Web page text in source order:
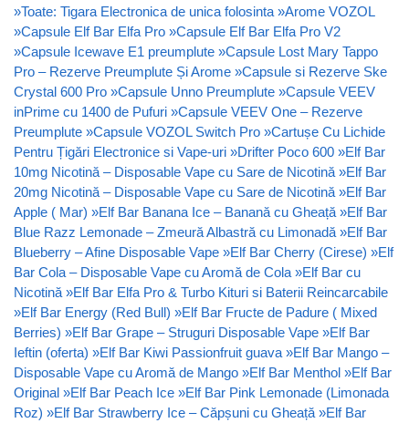
»Toate: Tigara Electronica de unica folosinta »Arome VOZOL
»Capsule Elf Bar Elfa Pro »Capsule Elf Bar Elfa Pro V2
»Capsule Icewave E1 preumplute »Capsule Lost Mary Tappo
Pro – Rezerve Preumplute Și Arome »Capsule si Rezerve Ske
Crystal 600 Pro »Capsule Unno Preumplute »Capsule VEEV
inPrime cu 1400 de Pufuri »Capsule VEEV One – Rezerve
Preumplute »Capsule VOZOL Switch Pro »Cartușe Cu Lichide
Pentru Țigări Electronice si Vape-uri »Drifter Poco 600 »Elf Bar
10mg Nicotină – Disposable Vape cu Sare de Nicotină »Elf Bar
20mg Nicotină – Disposable Vape cu Sare de Nicotină »Elf Bar
Apple ( Mar) »Elf Bar Banana Ice – Banană cu Gheață »Elf Bar
Blue Razz Lemonade – Zmeură Albastră cu Limonadă »Elf Bar
Blueberry – Afine Disposable Vape »Elf Bar Cherry (Cirese) »Elf
Bar Cola – Disposable Vape cu Aromă de Cola »Elf Bar cu
Nicotină »Elf Bar Elfa Pro & Turbo Kituri si Baterii Reincarcabile
»Elf Bar Energy (Red Bull) »Elf Bar Fructe de Padure ( Mixed
Berries) »Elf Bar Grape – Struguri Disposable Vape »Elf Bar
Ieftin (oferta) »Elf Bar Kiwi Passionfruit guava »Elf Bar Mango –
Disposable Vape cu Aromă de Mango »Elf Bar Menthol »Elf Bar
Original »Elf Bar Peach Ice »Elf Bar Pink Lemonade (Limonada
Roz) »Elf Bar Strawberry Ice – Căpșuni cu Gheață »Elf Bar